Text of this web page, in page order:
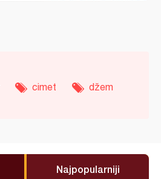
cimet
džem
Najpopularniji